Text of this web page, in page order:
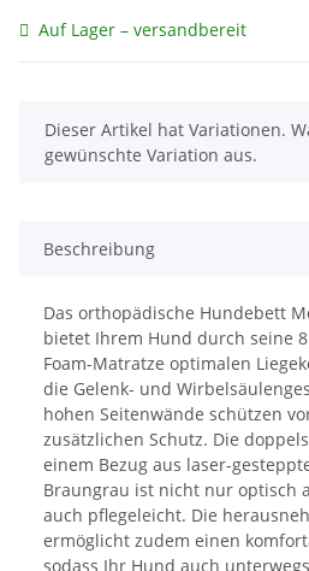
Auf Lager – versandbereit
x
Dieser Artikel hat Variationen.
gewünschte Variation aus.
Beschreibung
Das orthopädische Hundebett
bietet Ihrem Hund durch seine
Foam-Matratze optimalen
die Gelenk- und
hohen Seitenwände schützen
zusätzlichen Schutz. Die
einem Bezug aus laser-
Braungrau ist nicht nur optisch
auch pflegeleicht. Die
ermöglicht zudem einen
sodass Ihr Hund auch